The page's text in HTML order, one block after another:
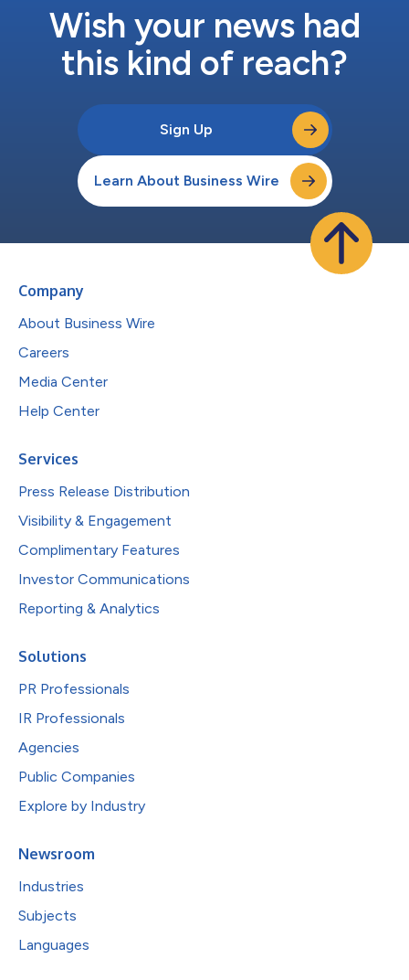
Wish your news had
this kind of reach?
Sign Up
Learn About Business Wire
Company
About Business Wire
Careers
Media Center
Help Center
Services
Press Release Distribution
Visibility & Engagement
Complimentary Features
Investor Communications
Reporting & Analytics
Solutions
PR Professionals
IR Professionals
Agencies
Public Companies
Explore by Industry
Newsroom
Industries
Subjects
Languages